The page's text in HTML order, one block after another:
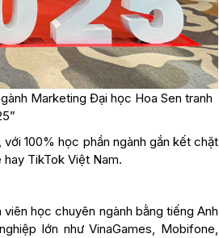
Marketing Đại học Hoa Sen tranh
100% học phần ngành gắn kết chặt
TikTok Việt Nam.
học chuyên ngành bằng tiếng Anh
lớn như VinaGames, Mobifone,